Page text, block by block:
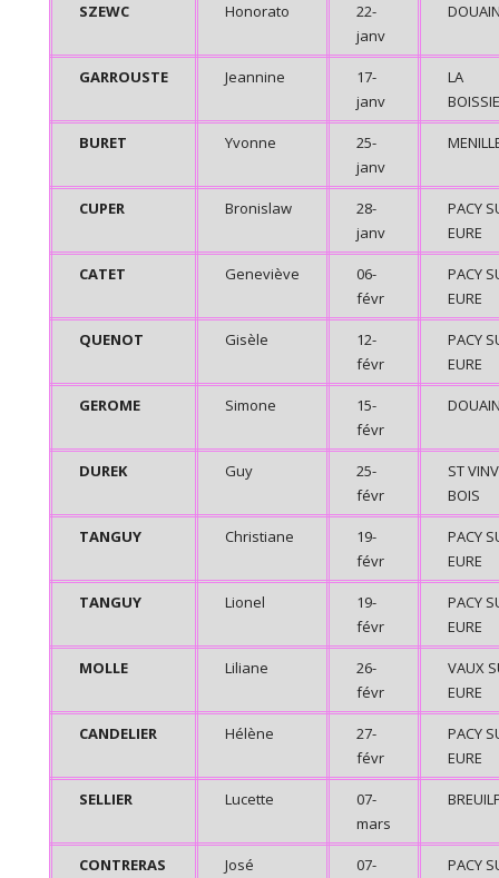
SZEWC Honorato
22-
janv
GARROUSTE Jeannine
17-
janv
LA
BURET Yvonne
25-
janv
CUPER Bronislaw
28-
janv
PACY
EURE
CATET Geneviève
06-
févr
PACY
EURE
QUENOT Gisèle
12-
févr
PACY
EURE
GEROME Simone
15-
févr
DUREK Guy
25-
févr
ST
BOIS
TANGUY Christiane
19-
févr
PACY
EURE
TANGUY Lionel
19-
févr
PACY
EURE
MOLLE Liliane
26-
févr
VAUX
EURE
CANDELIER Hélène
27-
févr
PACY
EURE
SELLIER Lucette
07-
mars
CONTRERAS José
07-
PACY